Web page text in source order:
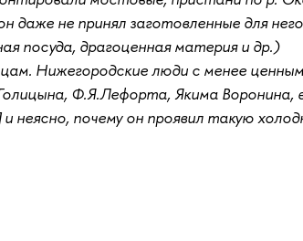
не принял заготовленные для него
посуда, драгоценная материя и др.)
Нижегородские люди с менее
Ф.Я.Лефорта, Якима Воронина,
неясно, почему он проявил такую